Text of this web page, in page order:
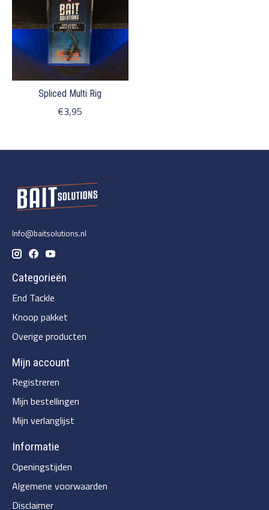
Spliced Multi Rig
€3,95
Info@baitsolutions.nl
Categorieën
End Tackle
Knoop pakket
Overige producten
Mijn account
Registreren
Mijn bestellingen
Mijn verlanglijst
Informatie
Openingstijden
Algemene voorwaarden
Disclaimer